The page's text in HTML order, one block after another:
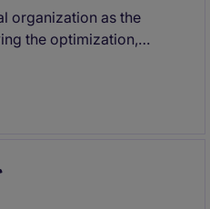
organization as the
the optimization,
multiple countries.
technology initiatives,